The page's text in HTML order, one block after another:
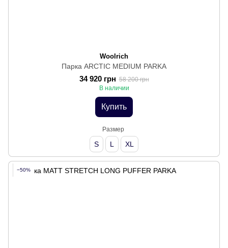
Woolrich
Парка ARCTIC MEDIUM PARKA
34 920 грн 58 200 грн
В наличии
Купить
Размер
S L XL
−50%